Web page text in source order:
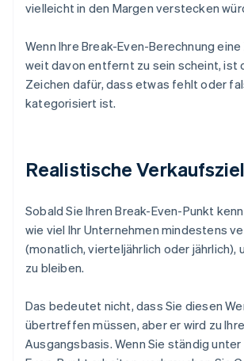
vielleicht in den Margen verstecken
Wenn Ihre Break-Even-Berechnung
weit davon entfernt zu sein scheint, ist
Zeichen dafür, dass etwas fehlt oder
kategorisiert ist.
Realistische
Sobald Sie Ihren Break-Even-Punkt
wie viel Ihr Unternehmen mindestens
(monatlich, vierteljährlich oder jährlich),
zu bleiben.
Das bedeutet nicht, dass Sie diesen
übertreffen müssen, aber er wird zu
Ausgangsbasis. Wenn Sie ständig unter